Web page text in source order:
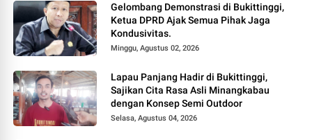
Gelombang Demonstrasi di Bukittinggi,
Ketua DPRD Ajak Semua Pihak Jaga
Kondusivitas.
Minggu, Agustus 02, 2026
Lapau Panjang Hadir di Bukittinggi,
Sajikan Cita Rasa Asli Minangkabau
dengan Konsep Semi Outdoor
Selasa, Agustus 04, 2026